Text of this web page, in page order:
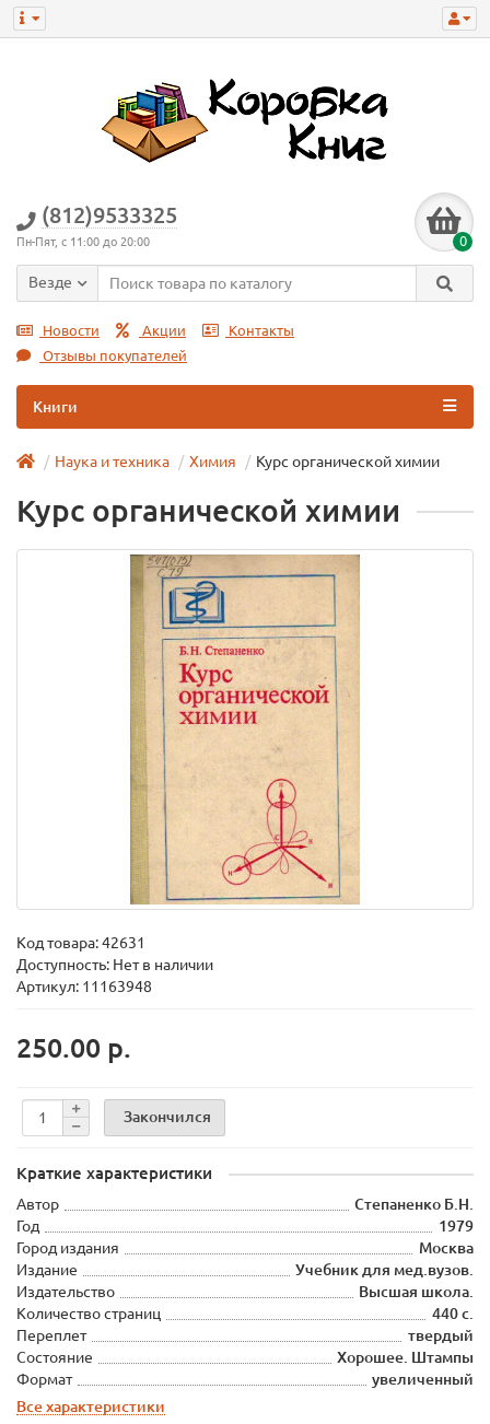
(812)9533325
Пн-Пят, с 11:00 до 20:00 0
Везде
Новости Акции
Контакты
Отзывы покупателей
Книги
Наука и техника Химия Курс органической химии
Курс органической химии
Код товара:42631
Доступность: Нет в наличии
Артикул: 11163948
250.00 р.
Закончился
Краткие характеристики
Автор
Степаненко Б.Н.
Год
1979
Город издания
Москва
Издание
Учебник для мед.вузов.
Издательство
Высшая школа.
Количество страниц
440 с.
Переплет
твердый
Состояние
Хорошее. Штампы
Формат
увеличенный
Все характеристики